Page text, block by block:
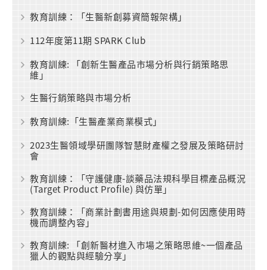
教育訓練：「生醫新創募資簡報架構」
112年度第11期 SPARK Club
教育訓練: 「創新生醫產品市場分析與行銷策略思
維」
生醫行銷策略與市場分析
教育訓練:「生醫產業商業模式」
2023生醫領域學研團隊智慧財產權之發展及策略研討
會
教育訓練：「守護健康-談藥品法規科學目標產品概況
(Target Product Profile) 與仿單」
教育訓練：「商業計劃書用途與規劃-如何因應使用時
機而調整內容」
教育訓練: 「創新醫材進入市場之策略思維~一個產品
獵人的觀點與經驗分享」